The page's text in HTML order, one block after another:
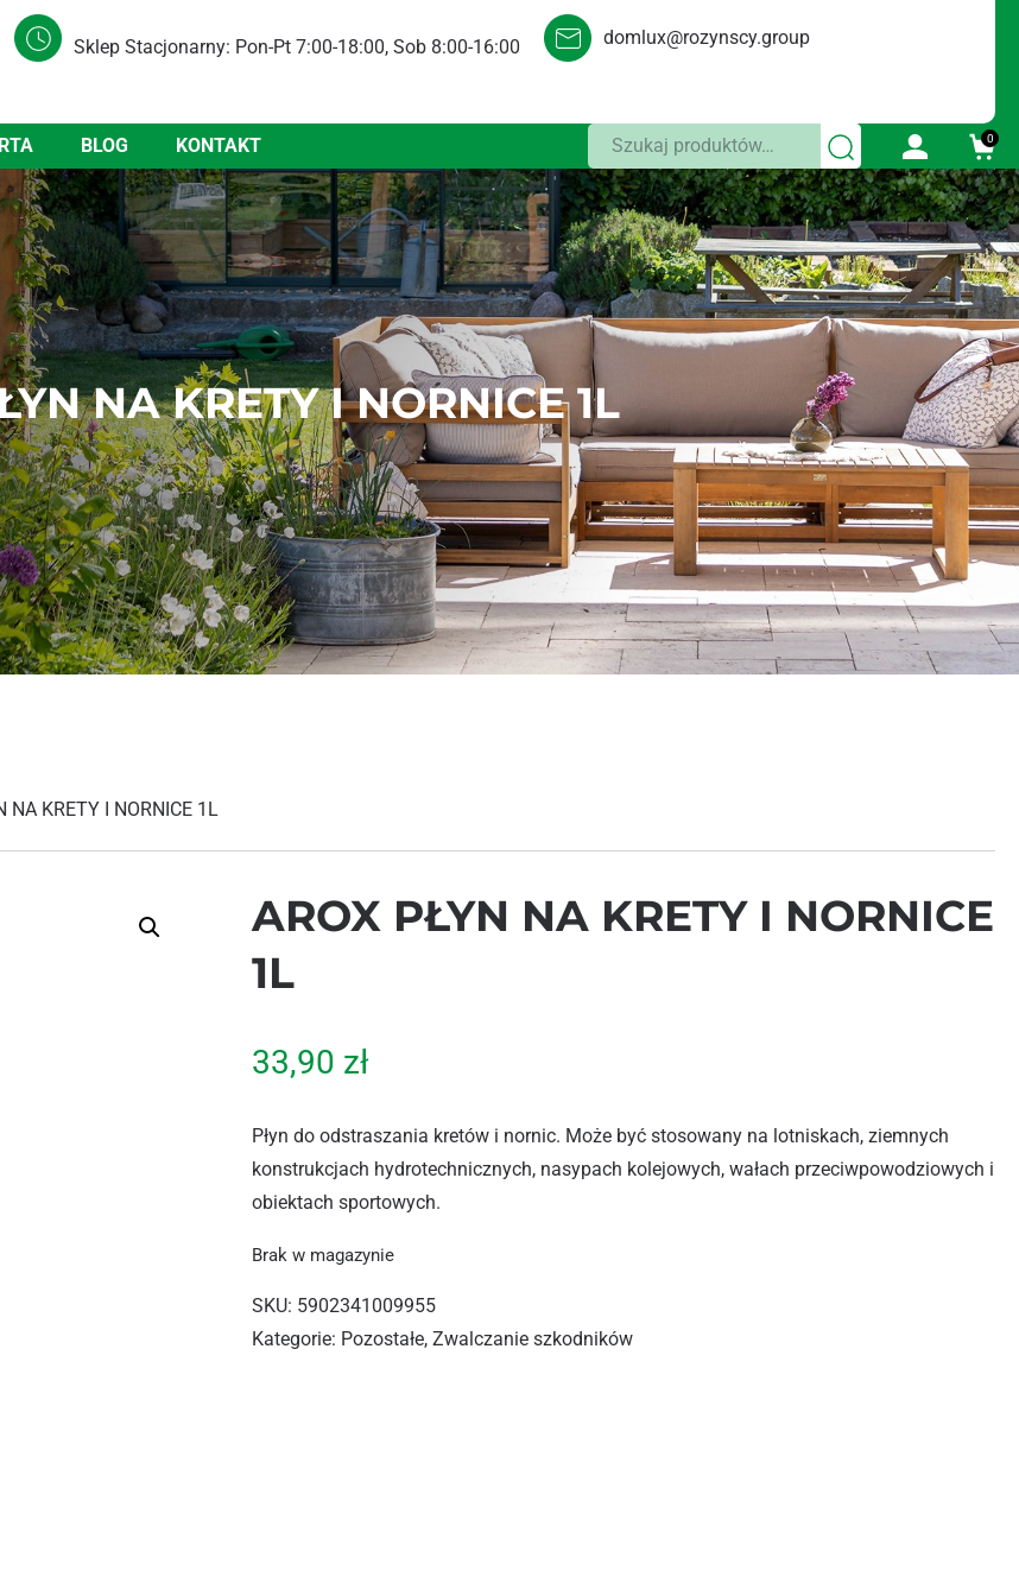
Sklep Stacjonarny: Pon-Pt 7:00-18:00, Sob 8:00-16:00 domlux@rozynscy.group
BLOG KONTAKT Szukaj: 0
NA KRETY I NORNICE 1L
NA KRETY I NORNICE 1L
AROX PŁYN NA KRETY I NORNICE
1L
33,90 zł
Płyn do odstraszania kretów i nornic. Może być stosowany na lotniskach, ziemnych
konstrukcjach hydrotechnicznych, nasypach kolejowych, wałach przeciwpowodziowych i
obiektach sportowych.
Brak w magazynie
SKU: 5902341009955
Kategorie: Pozostałe,Zwalczanie szkodników